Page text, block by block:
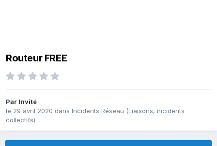
Routeur FREE
Par Invité
le 29 avril 2020 dans Incidents Réseau (Liaisons, incidents
collectifs)